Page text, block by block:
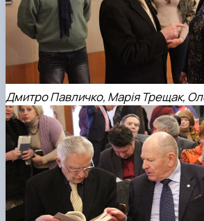
Дмитро Павличко, Марія Трещак,